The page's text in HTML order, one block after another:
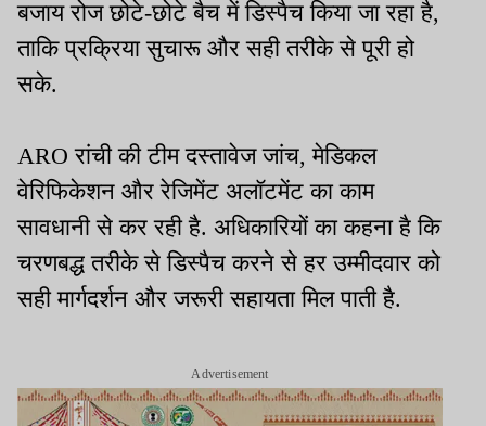
बजाय रोज छोटे-छोटे बैच में डिस्पैच किया जा रहा है,
ताकि प्रक्रिया सुचारू और सही तरीके से पूरी हो
सके.
ARO रांची की टीम दस्तावेज जांच, मेडिकल
वेरिफिकेशन और रेजिमेंट अलॉटमेंट का काम
सावधानी से कर रही है. अधिकारियों का कहना है कि
चरणबद्ध तरीके से डिस्पैच करने से हर उम्मीदवार को
सही मार्गदर्शन और जरूरी सहायता मिल पाती है.
Advertisement